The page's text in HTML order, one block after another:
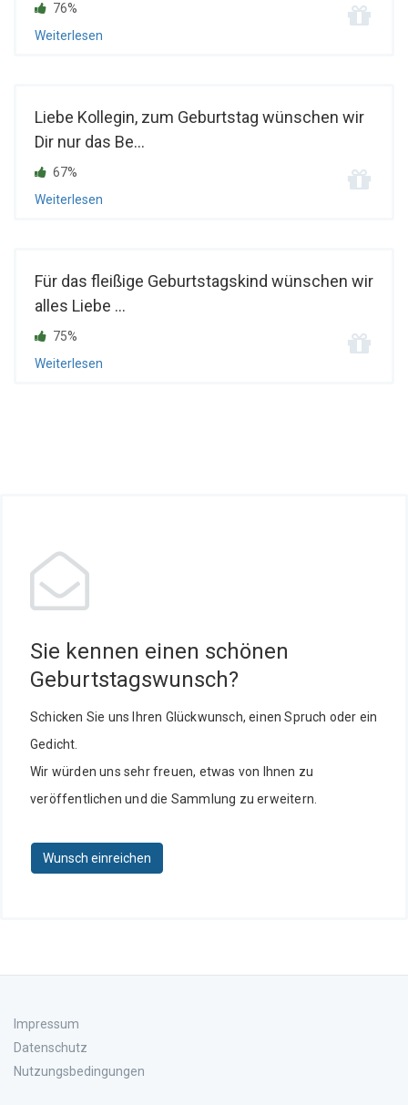
76%
Weiterlesen
Liebe Kollegin, zum Geburtstag wünschen wir
Dir nur das Be...
67%
Weiterlesen
Für das fleißige Geburtstagskind wünschen wir
alles Liebe ...
75%
Weiterlesen
Sie kennen einen schönen
Geburtstagswunsch?
Schicken Sie uns Ihren Glückwunsch, einen Spruch oder ein
Gedicht.
Wir würden uns sehr freuen, etwas von Ihnen zu
veröffentlichen und die Sammlung zu erweitern.
Wunsch einreichen
Impressum
Datenschutz
Nutzungsbedingungen